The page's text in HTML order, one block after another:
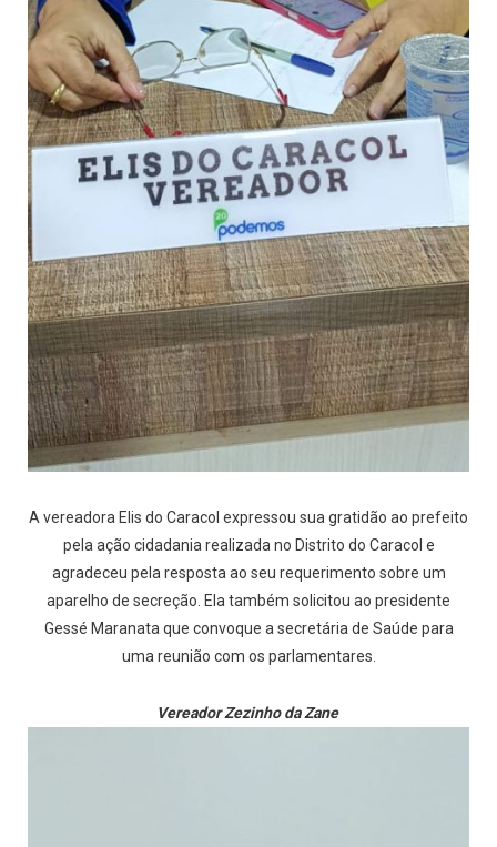
A vereadora Elis do Caracol expressou sua gratidão ao prefeito
pela ação cidadania realizada no Distrito do Caracol e
agradeceu pela resposta ao seu requerimento sobre um
aparelho de secreção. Ela também solicitou ao presidente
Gessé Maranata que convoque a secretária de Saúde para
uma reunião com os parlamentares.
Vereador Zezinho da Zane